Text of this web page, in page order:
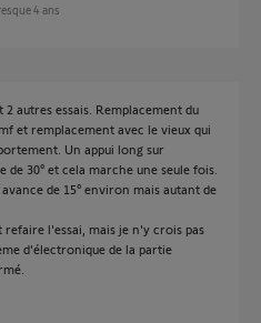
4 ans
autres essais. Remplacement du
et remplacement avec le vieux qui
Un appui long sur
30° et cela marche une seule fois.
de 15° environ mais autant de
refaire l'essai, mais je n'y crois pas
d'électronique de la partie